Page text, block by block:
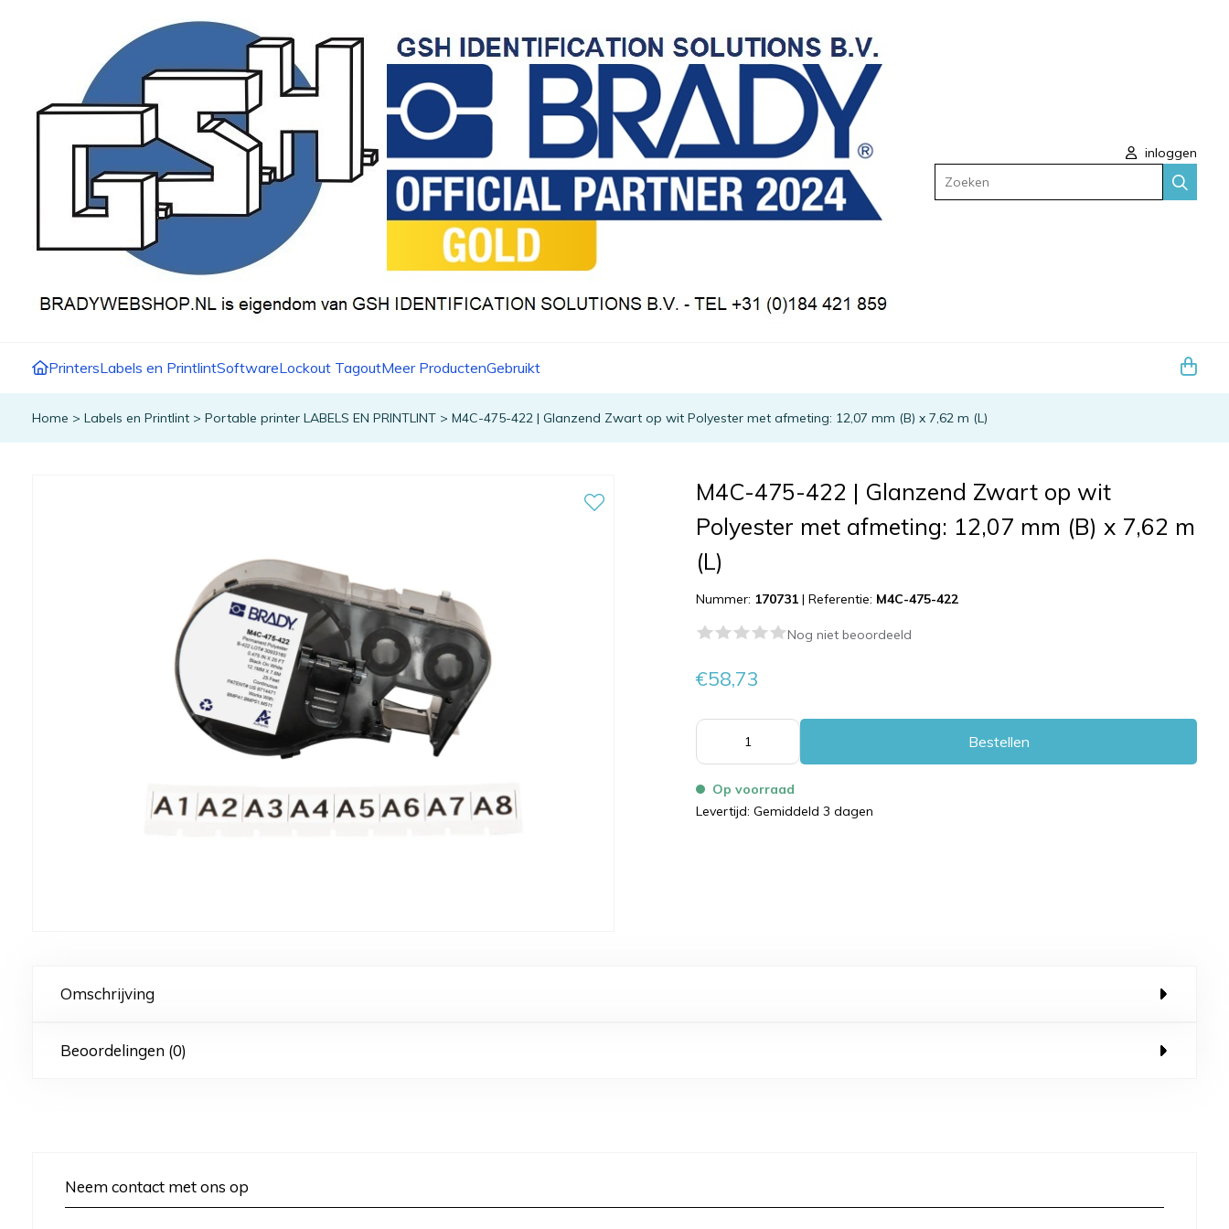
inloggen
Zoeken
PrintersLabels en PrintlintSoftwareLockout TagoutMeer ProductenGebruikt
Home > Labels en Printlint > Portable printer LABELS EN PRINTLINT > M4C-475-422 | Glanzend Zwart op wit Polyester met afmeting: 12,07 mm (B) x 7,62 m (L)
M4C-475-422 | Glanzend Zwart op wit
Polyester met afmeting: 12,07 mm (B) x 7,62 m
(L)
Nummer: 170731 |Referentie: M4C-475-422
Nog niet beoordeeld
€58,73
Bestellen
Op voorraad
Levertijd: Gemiddeld 3 dagen
Omschrijving
Beoordelingen (0)
Neem contact met ons op